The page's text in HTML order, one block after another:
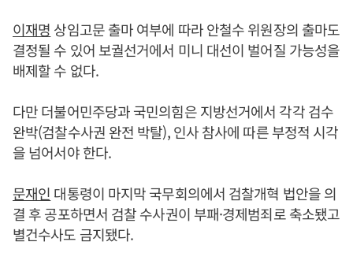
이재명 상임고문 출마 여부에 따라 안철수 위원장의 출마도
결정될 수 있어 보궐선거에서 미니 대선이 벌어질 가능성을
배제할 수 없다.
다만 더불어민주당과 국민의힘은 지방선거에서 각각 검수
완박(검찰수사권 완전 박탈), 인사 참사에 따른 부정적 시각
을 넘어서야 한다.
문재인 대통령이 마지막 국무회의에서 검찰개혁 법안을 의
결 후 공포하면서 검찰 수사권이 부패·경제범죄로 축소됐고
별건수사도 금지됐다.